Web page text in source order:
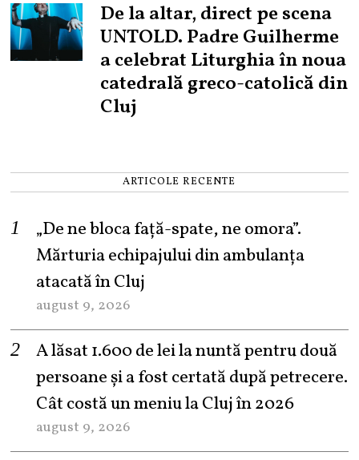
De la altar, direct pe scena
UNTOLD. Padre Guilherme
a celebrat Liturghia în noua
catedrală greco-catolică din
Cluj
ARTICOLE RECENTE
„De ne bloca față-spate, ne omora”.
Mărturia echipajului din ambulanța
atacată în Cluj
august 9, 2026
A lăsat 1.600 de lei la nuntă pentru două
persoane și a fost certată după petrecere.
Cât costă un meniu la Cluj în 2026
august 9, 2026